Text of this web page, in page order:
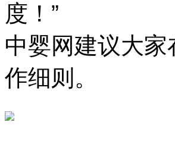
度！”
中婴网建议大
作细则。